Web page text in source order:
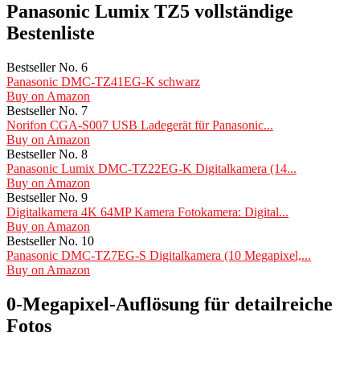
Panasonic Lumix TZ5 vollständige
Bestenliste
Bestseller No. 6
Panasonic DMC-TZ41EG-K schwarz
Buy on Amazon
Bestseller No. 7
Norifon CGA-S007 USB Ladegerät für Panasonic...
Buy on Amazon
Bestseller No. 8
Panasonic Lumix DMC-TZ22EG-K Digitalkamera (14...
Buy on Amazon
Bestseller No. 9
Digitalkamera 4K 64MP Kamera Fotokamera: Digital...
Buy on Amazon
Bestseller No. 10
Panasonic DMC-TZ7EG-S Digitalkamera (10 Megapixel,...
Buy on Amazon
0-Megapixel-Auflösung für detailreiche
Fotos